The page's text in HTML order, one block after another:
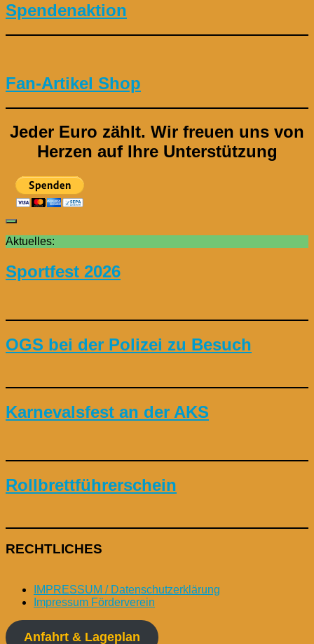
Spendenaktion
Fan-Artikel Shop
Jeder Euro zählt. Wir freuen uns von
Herzen auf Ihre Unterstützung
Aktuelles:
Sportfest 2026
OGS bei der Polizei zu Besuch
Karnevalsfest an der AKS
Rollbrettführerschein
RECHTLICHES
IMPRESSUM / Datenschutzerklärung
Impressum Förderverein
Anfahrt & Lageplan